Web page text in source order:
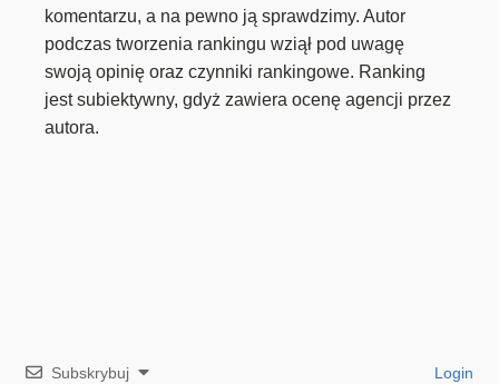
komentarzu, a na pewno ją sprawdzimy. Autor
podczas tworzenia rankingu wziął pod uwagę
swoją opinię oraz czynniki rankingowe. Ranking
jest subiektywny, gdyż zawiera ocenę agencji przez
autora.
Subskrybuj Login